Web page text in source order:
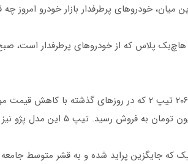
میان، خودروهای پرطرفدار بازار خودرو امروز
به فروش رسید. تیپ ۵ این مدل پژو نیز مجددا وارد کانال بالاتر شد و به 509 میلیون تومان رسید.
که جایگزین پراید شده و به قشر متوسط